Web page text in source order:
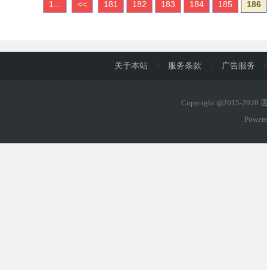
1... << 181 182 183 184 185 186
关于本站 / 服务条款 / 广告服务 /
Copyright ◎2015-2020